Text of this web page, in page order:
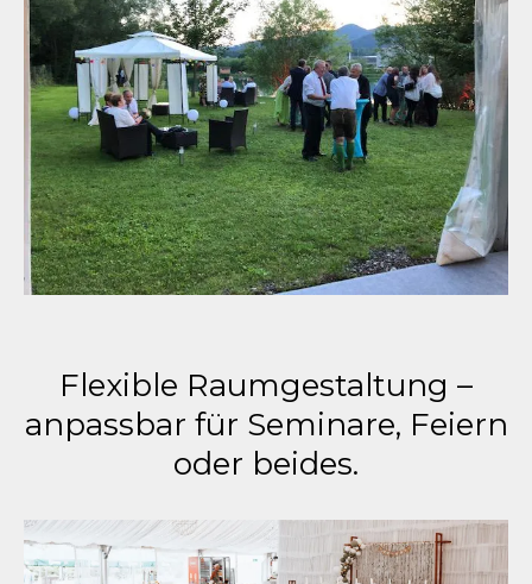
Flexible Raumgestaltung –
anpassbar für Seminare, Feiern
oder beides.